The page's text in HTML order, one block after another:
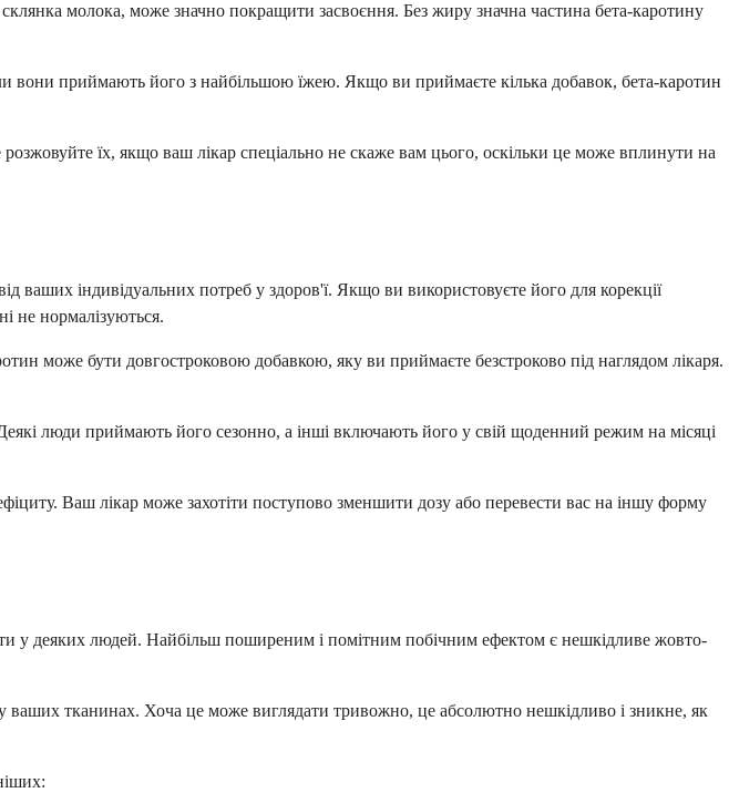
молока, може значно покращити засвоєння. Без жиру значна частина бета-каротину
вони приймають його з найбільшою їжею. Якщо ви приймаєте кілька добавок, бета-каротин
їх, якщо ваш лікар спеціально не скаже вам цього, оскільки це може вплинути на
ваших індивідуальних потреб у здоров'ї. Якщо ви використовуєте його для корекції
не нормалізуються.
може бути довгостроковою добавкою, яку ви приймаєте безстроково під наглядом лікаря.
люди приймають його сезонно, а інші включають його у свій щоденний режим на місяці
Ваш лікар може захотіти поступово зменшити дозу або перевести вас на іншу форму
у деяких людей. Найбільш поширеним і помітним побічним ефектом є нешкідливе жовто-
ваших тканинах. Хоча це може виглядати тривожно, це абсолютно нешкідливо і зникне, як